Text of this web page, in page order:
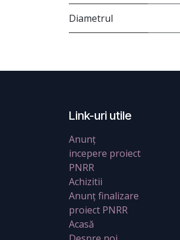
Diametrul
Link-uri utile
Anunț
incepere proiect
PNRR
Achizitii
Anunț finalizare
proiect PNRR
Acasă